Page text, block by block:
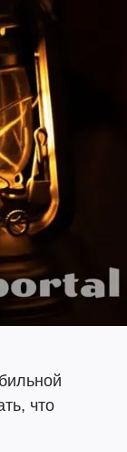
что